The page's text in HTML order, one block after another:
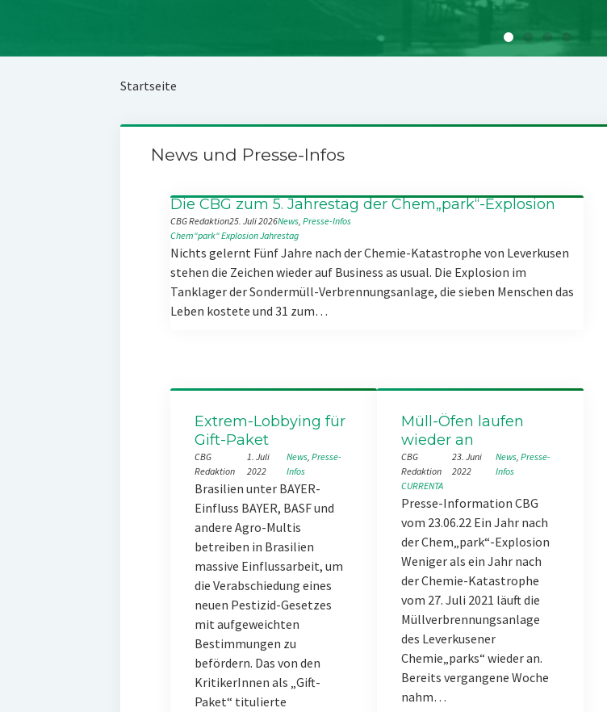
Startseite
News und Presse-Infos
Die CBG zum 5. Jahrestag der Chem„park“-Explosion
CBG Redaktion25. Juli 2026News, Presse-Infos
Chem“park“ExplosionJahrestag
Nichts gelernt Fünf Jahre nach der Chemie-Katastrophe von Leverkusen
stehen die Zeichen wieder auf Business as usual. Die Explosion im
Tanklager der Sondermüll-Verbrennungsanlage, die sieben Menschen das
Leben kostete und 31 zum…
Extrem-Lobbying für
Gift-Paket
CBG
Redaktion
1. Juli
2022
News, Presse-
Infos
Brasilien unter BAYER-
Einfluss BAYER, BASF und
andere Agro-Multis
betreiben in Brasilien
massive Einflussarbeit, um
die Verabschiedung eines
neuen Pestizid-Gesetzes
mit aufgeweichten
Bestimmungen zu
befördern. Das von den
KritikerInnen als „Gift-
Paket“ titulierte
Müll-Öfen laufen
wieder an
CBG
Redaktion
23. Juni
2022
News, Presse-
Infos
CURRENTA
Presse-Information CBG
vom 23.06.22 Ein Jahr nach
der Chem„park“-Explosion
Weniger als ein Jahr nach
der Chemie-Katastrophe
vom 27. Juli 2021 läuft die
Müllverbrennungsanlage
des Leverkusener
Chemie„parks“ wieder an.
Bereits vergangene Woche
nahm…